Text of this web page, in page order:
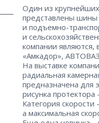
Один из крупнейших
представлены шины
и подъемно-
и
компании являются,
«Амкадор»,
На выставке
радиальная
предназначена для
рисунка
Категория скорости
а максимальная